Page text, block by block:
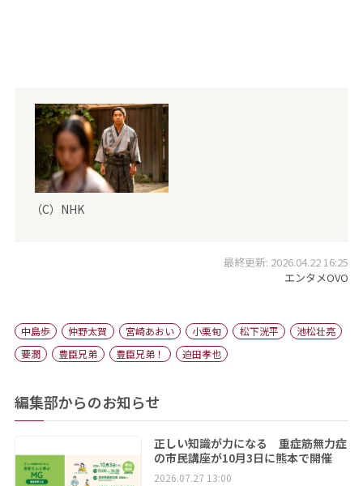
（C）NHK
最終更新: 2026.04.22 16:25
エンタメOVO
中島歩 仲野太賀 宮崎あおい 小栗旬 松下洸平
池松壮亮
要潤
豊臣兄弟 豊臣兄弟！ 迫田孝也
編集部からのお知らせ
正しい知識が力になる 重症筋無力症
の市民講座が10月3日に熊本で開催
2026.07.27 13:00